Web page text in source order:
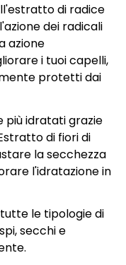
di radice
dei radicali
azione
i tuoi capelli,
protetti dai
più idratati grazie
di fiori di
la secchezza
l'idratazione in
le tipologie di
secchi e